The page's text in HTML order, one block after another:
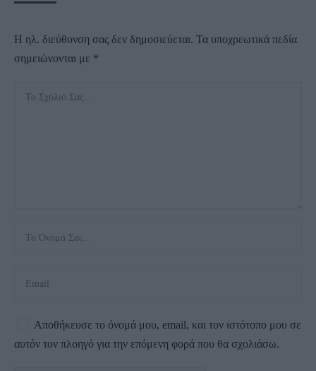
Η ηλ. διεύθυνση σας δεν δημοσιεύεται. Τα υποχρεωτικά πεδία
σημειώνονται με *
Αποθήκευσε το όνομά μου, email, και τον ιστότοπο μου σε
αυτόν τον πλοηγό για την επόμενη φορά που θα σχολιάσω.